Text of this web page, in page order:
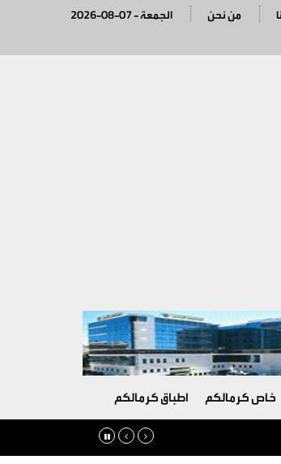
2026-08-07 - الجمعة من نحن
خاص كرمالكم اطباق كرمالكم